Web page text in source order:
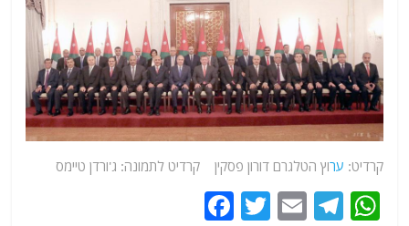
קרדיט: ערוץ הטלגרם דורון פסקין קרדיט לתמונה: ג'ורדן טיימס
W
T
E
T